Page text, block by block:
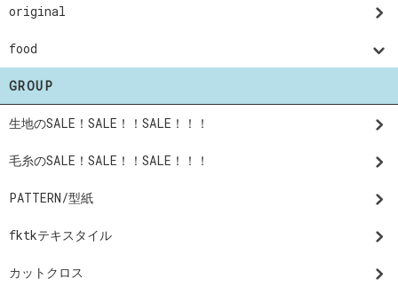
original
food
GROUP
生地のSALE！SALE！！SALE！！！
毛糸のSALE！SALE！！SALE！！！
PATTERN/型紙
fktkテキスタイル
カットクロス